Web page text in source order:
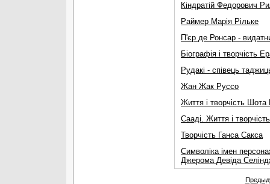
Кіндратій Федорович
Раймер Марія Рільке
П'єр де Ронсар -
Біографія і творчість
Рудакі - співець
Жан Жак Руссо
Життя і творчість Шота
Cааді. Життя і
Творчість Ганса Сакса
Символіка імен
Джерома Девіда